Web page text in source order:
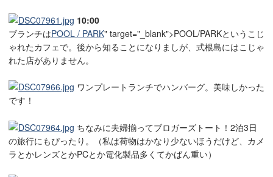
10:00
ブランチはPOOL / PARK" target="_blank">POOL/PARKというこじ
ゃれたカフェで。後から知ることになりましが、式根島にはこじゃ
れた店がありません。
ワンプレートランチでハンバーグ。美味しかった
です！
ちなみに夫婦揃ってブロガーズトート！2泊3日
の旅行にもぴったり。（私は荷物はかなり少ないほうだけど、カメ
ラとかレンズとかPCとか電化製品多くてかばん重い）